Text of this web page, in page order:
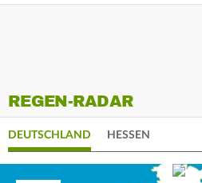
REGEN-RADAR
DEUTSCHLAND HESSEN